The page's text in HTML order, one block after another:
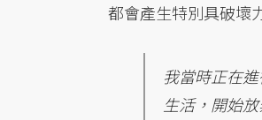
都會產生特別具破壞
我當時正在
生活，開始